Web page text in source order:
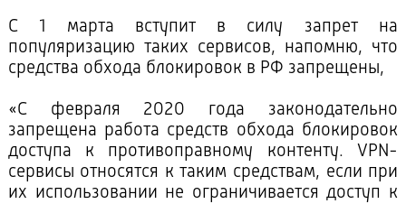
С 1 марта вступит в силу запрет на
популяризацию таких сервисов, напомню, что
средства обхода блокировок в РФ запрещены,
«С февраля 2020 года законодательно
запрещена работа средств обхода блокировок
доступа к противоправному контенту. VPN-
сервисы относятся к таким средствам, если при
их использовании не ограничивается доступ к